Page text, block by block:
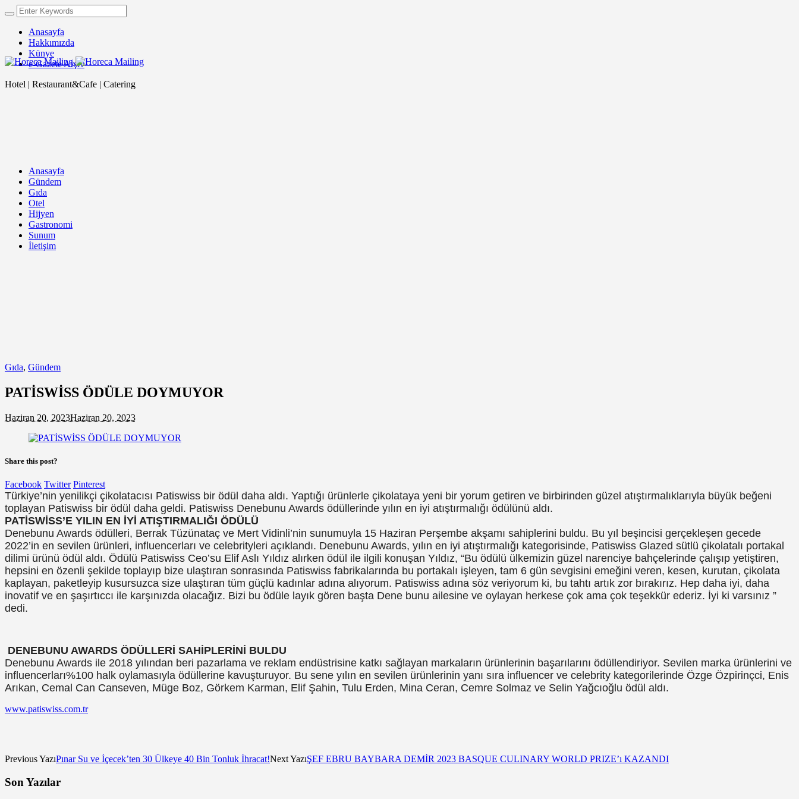
Anasayfa
Hakkımızda
Künye
e-Gazete Arşiv
Hotel | Restaurant&Cafe | Catering
Anasayfa
Gündem
Gıda
Otel
Hijyen
Gastronomi
Sunum
İletişim
Gıda, Gündem
PATİSWİSS ÖDÜLE DOYMUYOR
Haziran 20, 2023Haziran 20, 2023
Share this post?
Facebook Twitter Pinterest
Türkiye’nin yenilikçi çikolatacısı Patiswiss bir ödül daha aldı. Yaptığı ürünlerle çikolataya yeni bir yorum getiren ve birbirinden güzel atıştırmalıklarıyla büyük beğeni
toplayan Patiswiss bir ödül daha geldi. Patiswiss Denebunu Awards ödüllerinde yılın en iyi atıştırmalığı ödülünü aldı.
PATİSWİSS’E YILIN EN İYİ ATIŞTIRMALIĞI ÖDÜLÜ
Denebunu Awards ödülleri, Berrak Tüzünataç ve Mert Vidinli’nin sunumuyla 15 Haziran Perşembe akşamı sahiplerini buldu. Bu yıl beşincisi gerçekleşen gecede
2022’in en sevilen ürünleri, influencerları ve celebrityleri açıklandı. Denebunu Awards, yılın en iyi atıştırmalığı kategorisinde, Patiswiss Glazed sütlü çikolatalı portakal
dilimi ürünü ödül aldı. Ödülü Patiswiss Ceo’su Elif Aslı Yıldız alırken ödül ile ilgili konuşan Yıldız, “Bu ödülü ülkemizin güzel narenciye bahçelerinde çalışıp yetiştiren,
hepsini en özenli şekilde toplayıp bize ulaştıran sonrasında Patiswiss fabrikalarında bu portakalı işleyen, tam 6 gün sevgisini emeğini veren, kesen, kurutan, çikolata
kaplayan, paketleyip kusursuzca size ulaştıran tüm güçlü kadınlar adına alıyorum. Patiswiss adına söz veriyorum ki, bu tahtı artık zor bırakırız. Hep daha iyi, daha
inovatif ve en şaşırtıccı ile karşınızda olacağız. Bizi bu ödüle layık gören başta Dene bunu ailesine ve oylayan herkese çok ama çok teşekkür ederiz. İyi ki varsınız ”
dedi.
DENEBUNU AWARDS ÖDÜLLERİ SAHİPLERİNİ BULDU
Denebunu Awards ile 2018 yılından beri pazarlama ve reklam endüstrisine katkı sağlayan markaların ürünlerinin başarılarını ödüllendiriyor. Sevilen marka ürünlerini ve
influencerları%100 halk oylamasıyla ödüllerine kavuşturuyor. Bu sene yılın en sevilen ürünlerinin yanı sıra influencer ve celebrity kategorilerinde Özge Özpirinçci, Enis
Arıkan, Cemal Can Canseven, Müge Boz, Görkem Karman, Elif Şahin, Tulu Erden, Mina Ceran, Cemre Solmaz ve Selin Yağcıoğlu ödül aldı.
www.patiswiss.com.tr
Previous YazıPınar Su ve İçecek’ten 30 Ülkeye 40 Bin Tonluk İhracat!Next YazıŞEF EBRU BAYBARA DEMİR 2023 BASQUE CULINARY WORLD PRIZE’ı KAZANDI
Son Yazılar